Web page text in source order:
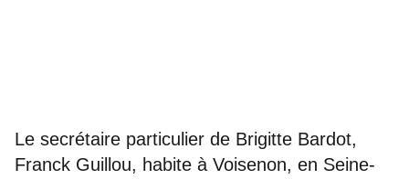
Le secrétaire particulier de Brigitte Bardot,
Franck Guillou, habite à Voisenon, en Seine-